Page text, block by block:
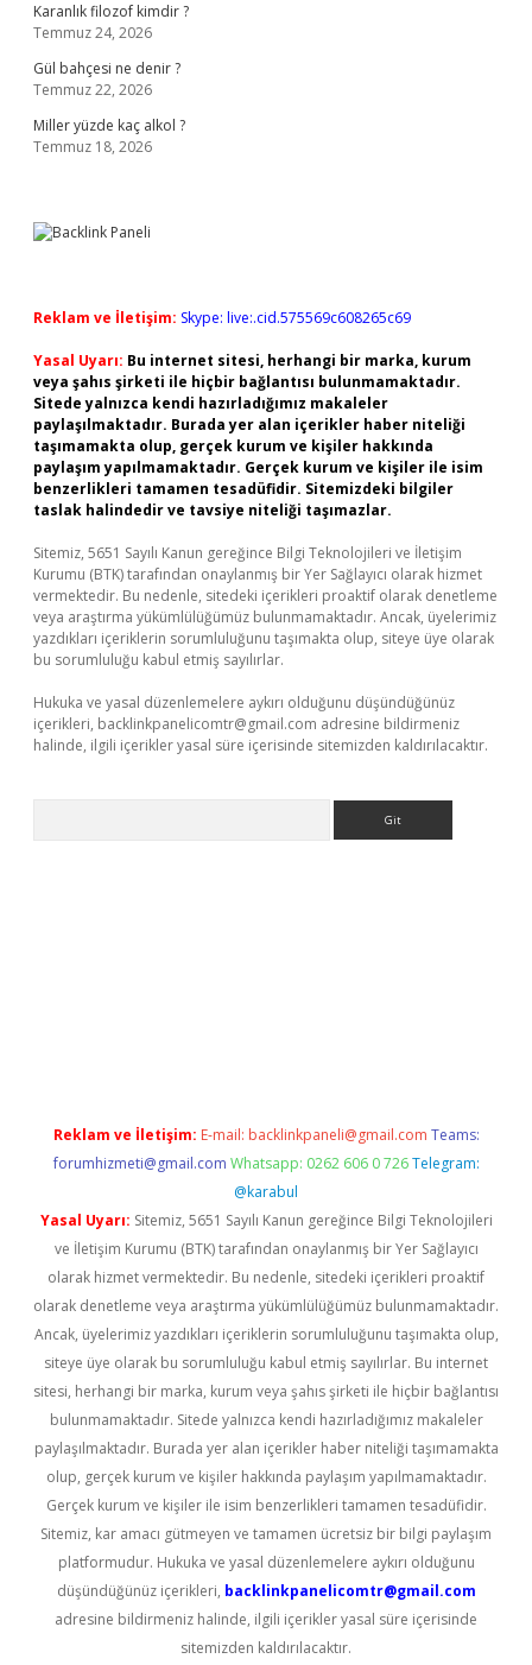
Karanlık filozof kimdir ?
Temmuz 24, 2026
Gül bahçesi ne denir ?
Temmuz 22, 2026
Miller yüzde kaç alkol ?
Temmuz 18, 2026
Reklam ve İletişim: Skype: live:.cid.575569c608265c69
Yasal Uyarı: Bu internet sitesi, herhangi bir marka, kurum
veya şahıs şirketi ile hiçbir bağlantısı bulunmamaktadır.
Sitede yalnızca kendi hazırladığımız makaleler
paylaşılmaktadır. Burada yer alan içerikler haber niteliği
taşımamakta olup, gerçek kurum ve kişiler hakkında
paylaşım yapılmamaktadır. Gerçek kurum ve kişiler ile isim
benzerlikleri tamamen tesadüfidir. Sitemizdeki bilgiler
taslak halindedir ve tavsiye niteliği taşımazlar.
Sitemiz, 5651 Sayılı Kanun gereğince Bilgi Teknolojileri ve İletişim
Kurumu (BTK) tarafından onaylanmış bir Yer Sağlayıcı olarak hizmet
vermektedir. Bu nedenle, sitedeki içerikleri proaktif olarak denetleme
veya araştırma yükümlülüğümüz bulunmamaktadır. Ancak, üyelerimiz
yazdıkları içeriklerin sorumluluğunu taşımakta olup, siteye üye olarak
bu sorumluluğu kabul etmiş sayılırlar.
Hukuka ve yasal düzenlemelere aykırı olduğunu düşündüğünüz
içerikleri, backlinkpanelicomtr@gmail.com adresine bildirmeniz
halinde, ilgili içerikler yasal süre içerisinde sitemizden kaldırılacaktır.
Reklam ve İletişim: E-mail: backlinkpaneli@gmail.com Teams:
forumhizmeti@gmail.com Whatsapp: 0262 606 0 726 Telegram:
@karabul
Yasal Uyarı: Sitemiz, 5651 Sayılı Kanun gereğince Bilgi Teknolojileri
ve İletişim Kurumu (BTK) tarafından onaylanmış bir Yer Sağlayıcı
olarak hizmet vermektedir. Bu nedenle, sitedeki içerikleri proaktif
olarak denetleme veya araştırma yükümlülüğümüz bulunmamaktadır.
Ancak, üyelerimiz yazdıkları içeriklerin sorumluluğunu taşımakta olup,
siteye üye olarak bu sorumluluğu kabul etmiş sayılırlar. Bu internet
sitesi, herhangi bir marka, kurum veya şahıs şirketi ile hiçbir bağlantısı
bulunmamaktadır. Sitede yalnızca kendi hazırladığımız makaleler
paylaşılmaktadır. Burada yer alan içerikler haber niteliği taşımamakta
olup, gerçek kurum ve kişiler hakkında paylaşım yapılmamaktadır.
Gerçek kurum ve kişiler ile isim benzerlikleri tamamen tesadüfidir.
Sitemiz, kar amacı gütmeyen ve tamamen ücretsiz bir bilgi paylaşım
platformudur. Hukuka ve yasal düzenlemelere aykırı olduğunu
düşündüğünüz içerikleri, backlinkpanelicomtr@gmail.com
adresine bildirmeniz halinde, ilgili içerikler yasal süre içerisinde
sitemizden kaldırılacaktır.